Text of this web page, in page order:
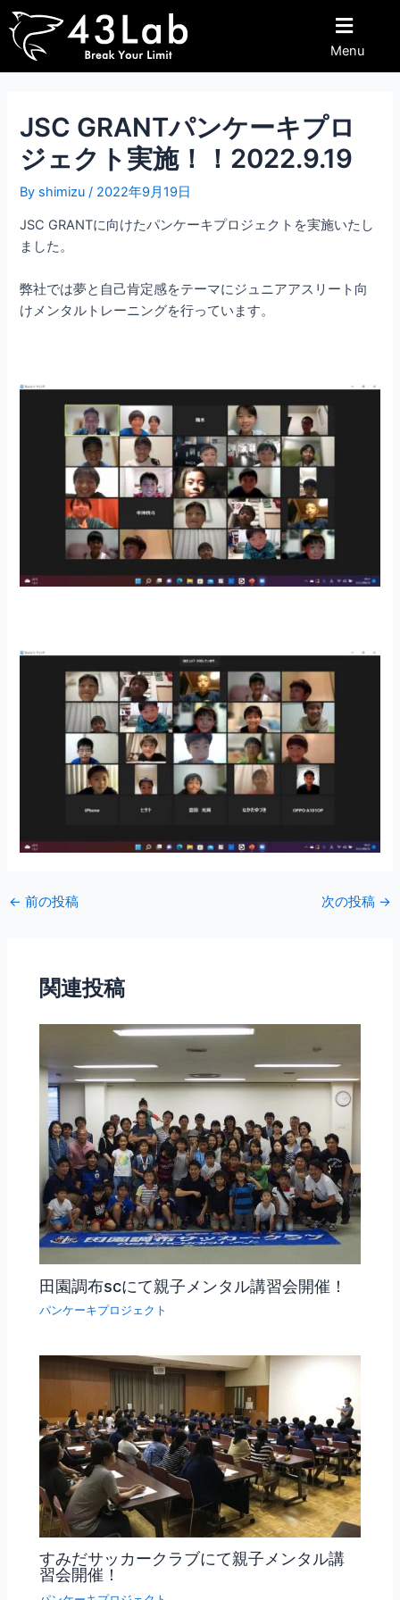
内
容
ス
Menu
JSC GRANTパンケーキプロ
ジェクト実施！！2022.9.19
By shimizu/ 2022年9月19日
JSC GRANTに向けたパンケーキプロジェクトを実施いたし
ました。
弊社では夢と自己肯定感をテーマにジュニアアスリート向
けメンタルトレーニングを行っています。
Post
navigation
← 前の投稿 次の投稿 →
関連投稿
田園調布scにて親子メンタル講習会開催！
パンケーキプロジェクト
すみだサッカークラブにて親子メンタル講
習会開催！